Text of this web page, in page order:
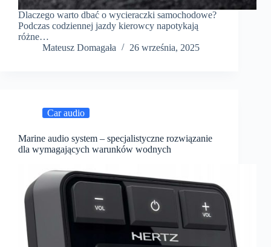
Dlaczego warto dbać o wycieraczki samochodowe?
Podczas codziennej jazdy kierowcy napotykają
różne…
Mateusz Domagała
26 września, 2025
Car audio
Marine audio system – specjalistyczne rozwiązanie
dla wymagających warunków wodnych